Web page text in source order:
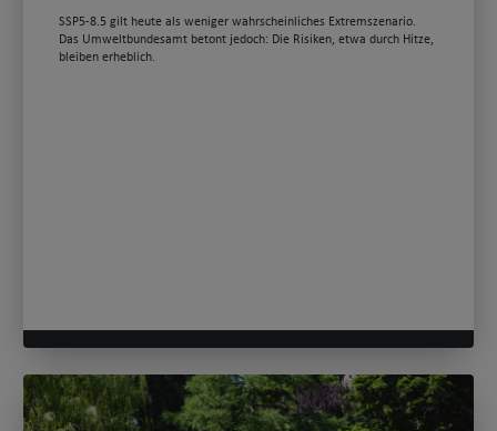
SSP5-8.5 gilt heute als weniger wahrscheinliches Extremszenario.
Das Umweltbundesamt betont jedoch: Die Risiken, etwa durch Hitze,
bleiben erheblich.